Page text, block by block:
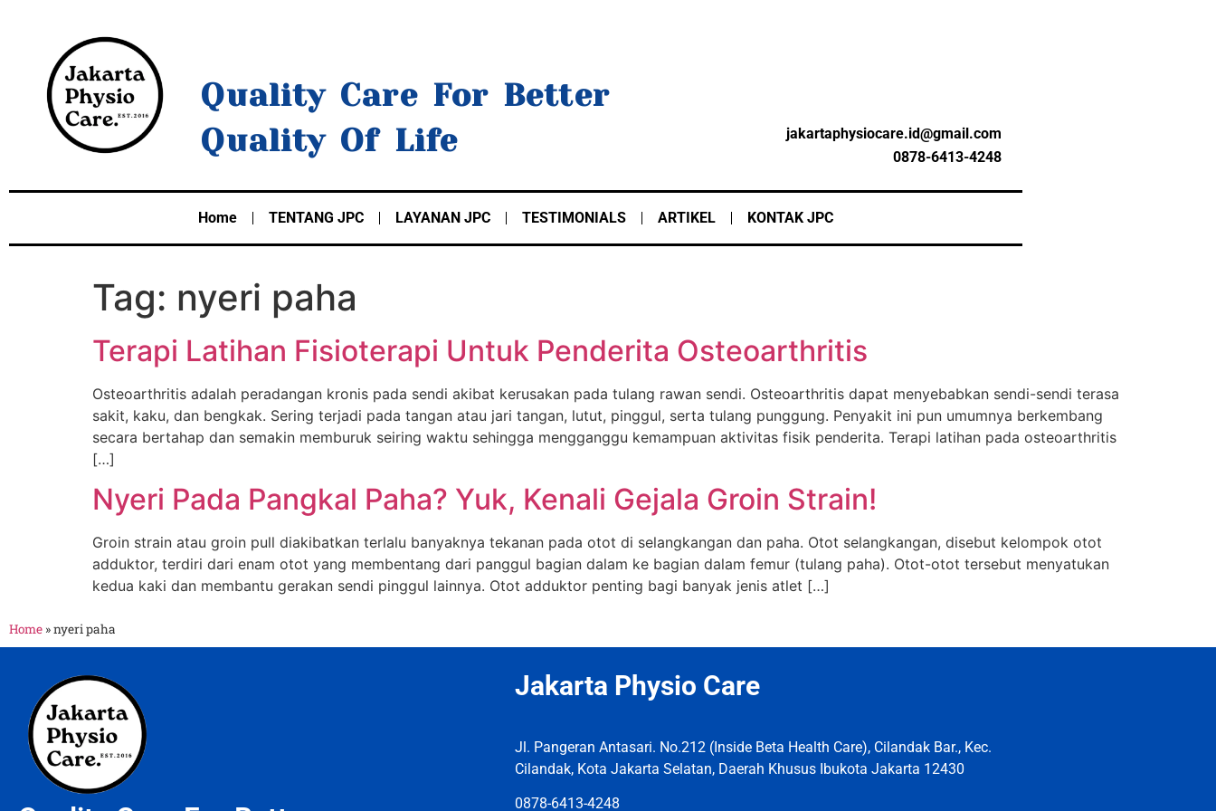
Quality Care For Better
Quality Of Life
jakartaphysiocare.id@gmail.com
0878-6413-4248
Home TENTANG JPC LAYANAN JPC TESTIMONIALS ARTIKEL KONTAK JPC
Tag: nyeri paha
Terapi Latihan Fisioterapi Untuk Penderita Osteoarthritis
Osteoarthritis adalah peradangan kronis pada sendi akibat kerusakan pada tulang rawan sendi. Osteoarthritis dapat menyebabkan sendi-sendi terasa
sakit, kaku, dan bengkak. Sering terjadi pada tangan atau jari tangan, lutut, pinggul, serta tulang punggung. Penyakit ini pun umumnya berkembang
secara bertahap dan semakin memburuk seiring waktu sehingga mengganggu kemampuan aktivitas fisik penderita. Terapi latihan pada osteoarthritis
[…]
Nyeri Pada Pangkal Paha? Yuk, Kenali Gejala Groin Strain!
Groin strain atau groin pull diakibatkan terlalu banyaknya tekanan pada otot di selangkangan dan paha. Otot selangkangan, disebut kelompok otot
adduktor, terdiri dari enam otot yang membentang dari panggul bagian dalam ke bagian dalam femur (tulang paha). Otot-otot tersebut menyatukan
kedua kaki dan membantu gerakan sendi pinggul lainnya. Otot adduktor penting bagi banyak jenis atlet […]
Home »nyeri paha
Jakarta Physio Care
Jl. Pangeran Antasari. No.212 (Inside Beta Health Care), Cilandak Bar., Kec.
Cilandak, Kota Jakarta Selatan, Daerah Khusus Ibukota Jakarta 12430
0878-6413-4248